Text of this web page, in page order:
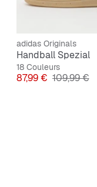
adidas Originals
Handball Spezial
18 Couleurs
Prix
87,99 € Prix original
109,99 €